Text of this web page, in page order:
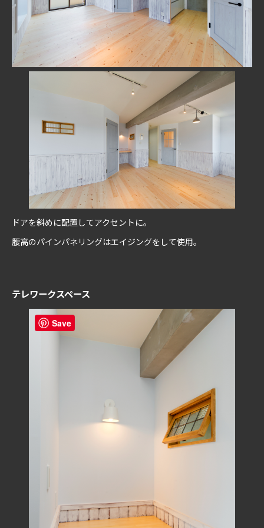
ドアを斜めに配置してアクセントに。
腰高のパインパネリングはエイジングをして使用。
テレワークスペース
Save